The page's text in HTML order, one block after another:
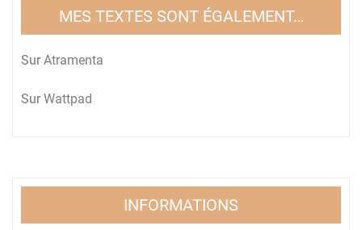
MES TEXTES SONT ÉGALEMENT…
Sur Atramenta
Sur Wattpad
INFORMATIONS